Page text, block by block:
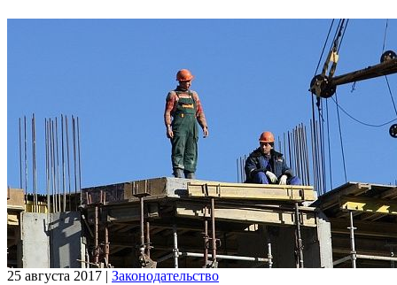
25 августа 2017 | Законодательство